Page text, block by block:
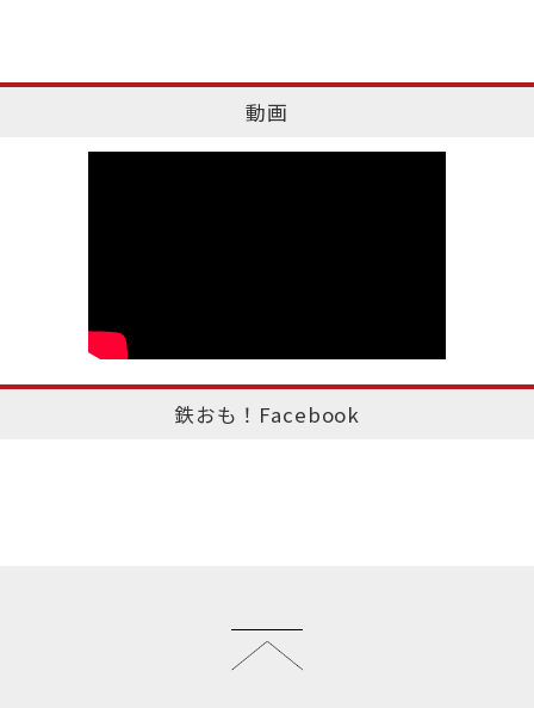
動画
鉄おも！Facebook